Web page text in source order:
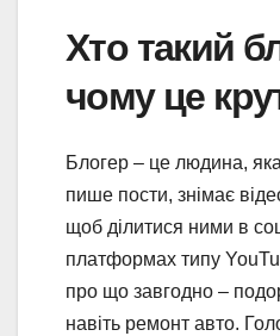
Хто такий
чому це
Блогер – це людина,
пише пости, знімає
щоб ділитися ними в
платформах типу
про що завгодно –
навіть ремонт авто.